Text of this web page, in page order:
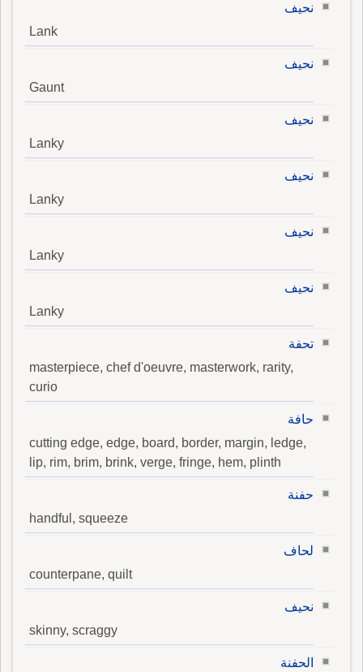
نحيف
Lank
نحيف
Gaunt
نحيف
Lanky
نحيف
Lanky
نحيف
Lanky
نحيف
Lanky
تحفة
masterpiece, chef d'oeuvre, masterwork, rarity,
curio
حافة
cutting edge, edge, board, border, margin, ledge,
lip, rim, brim, brink, verge, fringe, hem, plinth
حفنة
handful, squeeze
لحاف
counterpane, quilt
نحيف
skinny, scraggy
الحفنة